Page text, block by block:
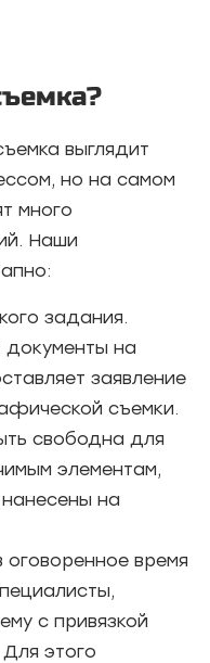
выглядит
но на самом
много
Наши
задания.
документы на
заявление
съемки.
свободна для
элементам,
на
время
с привязкой
этого